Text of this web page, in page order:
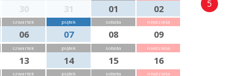
30 31 01 02
czwartek
06
piątek
07
sobota
08
niedziela
09
czwartek
13
piątek
14
sobota
15
niedziela
16
czwartek piątek sobota niedziela